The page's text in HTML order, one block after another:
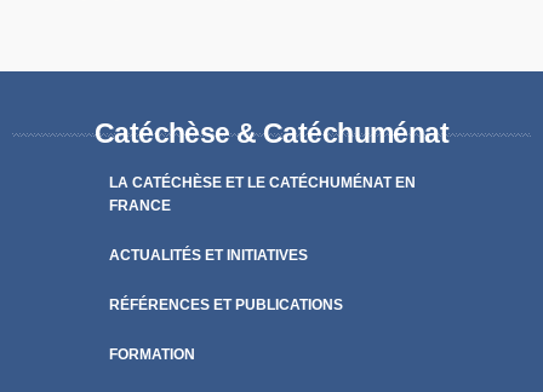
Catéchèse & Catéchuménat
LA CATÉCHÈSE ET LE CATÉCHUMÉNAT EN
FRANCE
ACTUALITÉS ET INITIATIVES
RÉFÉRENCES ET PUBLICATIONS
FORMATION